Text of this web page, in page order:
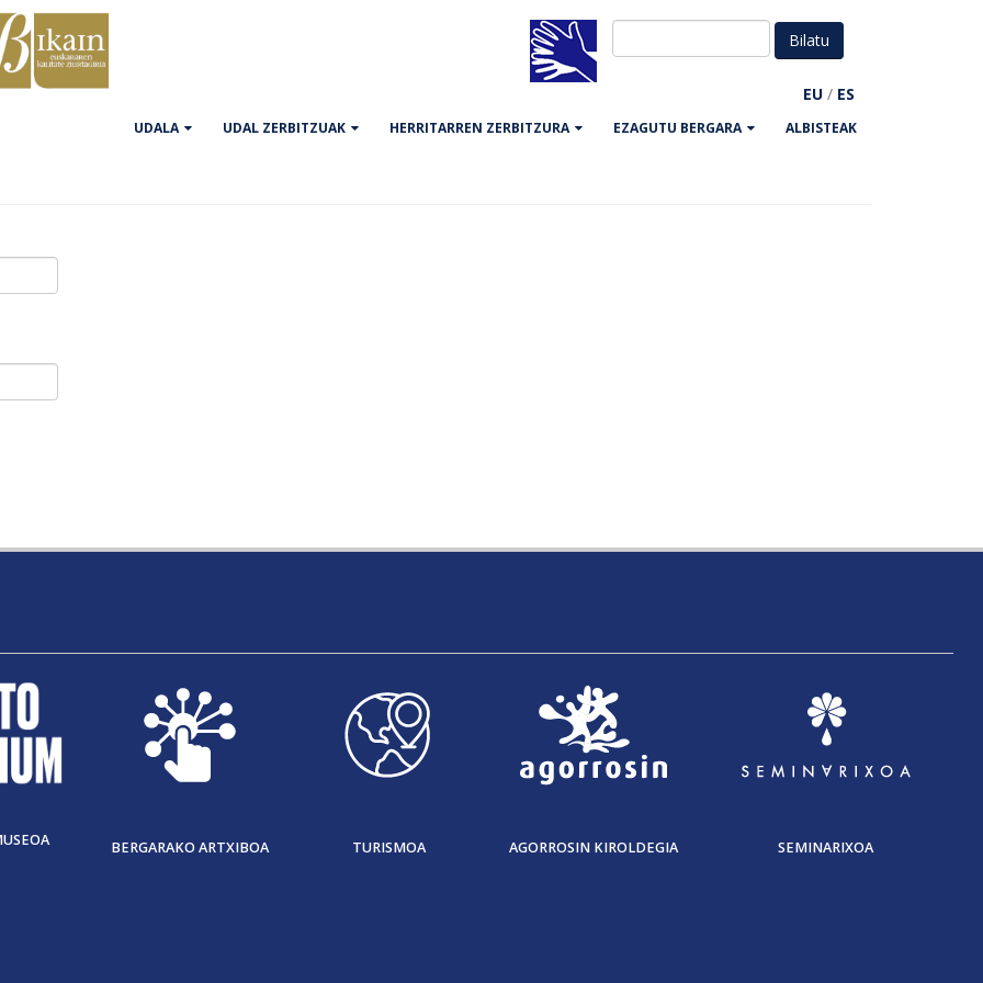
EU / ES
UDALA UDAL ZERBITZUAK HERRITARREN ZERBITZURA EZAGUTU BERGARA ALBISTEAK
BERGARAKO ARTXIBOA TURISMOA AGORROSIN KIROLDEGIA SEMINARIXOA